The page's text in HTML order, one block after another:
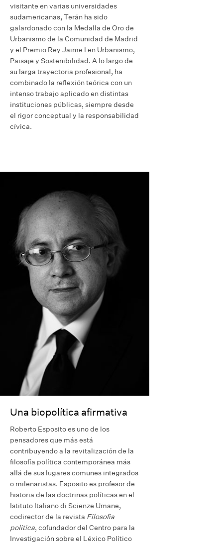
visitante en varias universidades
sudamericanas, Terán ha sido
galardonado con la Medalla de Oro de
Urbanismo de la Comunidad de Madrid
y el Premio Rey Jaime I en Urbanismo,
Paisaje y Sostenibilidad. A lo largo de
su larga trayectoria profesional, ha
combinado la reflexión teórica con un
intenso trabajo aplicado en distintas
instituciones públicas, siempre desde
el rigor conceptual y la responsabilidad
cívica.
Una biopolítica afirmativa
Roberto Esposito es uno de los
pensadores que más está
contribuyendo a la revitalización de la
filosofía política contemporánea más
allá de sus lugares comunes integrados
o milenaristas. Esposito es profesor de
historia de las doctrinas políticas en el
Istituto Italiano di Scienze Umane,
codirector de la revista Filosofia
politica, cofundador del Centro para la
Investigación sobre el Léxico Político